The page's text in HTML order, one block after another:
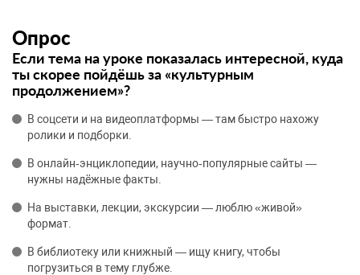
Опрос
Если тема на уроке показалась интересной, куда
ты скорее пойдёшь за «культурным
продолжением»?
В соцсети и на видеоплатформы — там быстро нахожу
ролики и подборки.
В онлайн‑энциклопедии, научно‑популярные сайты —
нужны надёжные факты.
На выставки, лекции, экскурсии — люблю «живой»
формат.
В библиотеку или книжный — ищу книгу, чтобы
погрузиться в тему глубже.